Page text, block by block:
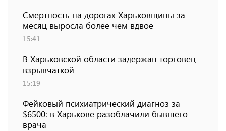
Смертность на дорогах Харьковщины за
месяц выросла более чем вдвое
15:41
В Харьковской области задержан торговец
взрывчаткой
15:19
Фейковый психиатрический диагноз за
$6500: в Харькове разоблачили бывшего
врача